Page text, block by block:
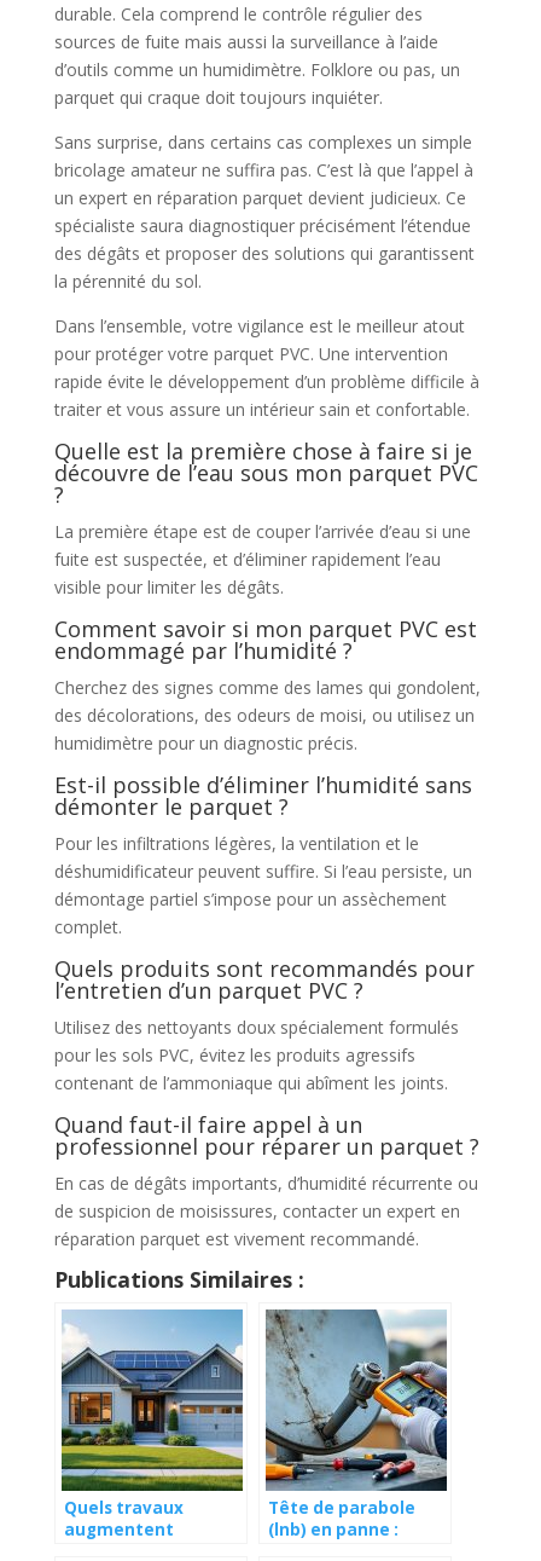
durable. Cela comprend le contrôle régulier des
sources de fuite mais aussi la surveillance à l’aide
d’outils comme un humidimètre. Folklore ou pas, un
parquet qui craque doit toujours inquiéter.
Sans surprise, dans certains cas complexes un simple
bricolage amateur ne suffira pas. C’est là que l’appel à
un expert en réparation parquet devient judicieux. Ce
spécialiste saura diagnostiquer précisément l’étendue
des dégâts et proposer des solutions qui garantissent
la pérennité du sol.
Dans l’ensemble, votre vigilance est le meilleur atout
pour protéger votre parquet PVC. Une intervention
rapide évite le développement d’un problème difficile à
traiter et vous assure un intérieur sain et confortable.
Quelle est la première chose à faire si je
découvre de l’eau sous mon parquet PVC
?
La première étape est de couper l’arrivée d’eau si une
fuite est suspectée, et d’éliminer rapidement l’eau
visible pour limiter les dégâts.
Comment savoir si mon parquet PVC est
endommagé par l’humidité ?
Cherchez des signes comme des lames qui gondolent,
des décolorations, des odeurs de moisi, ou utilisez un
humidimètre pour un diagnostic précis.
Est-il possible d’éliminer l’humidité sans
démonter le parquet ?
Pour les infiltrations légères, la ventilation et le
déshumidificateur peuvent suffire. Si l’eau persiste, un
démontage partiel s’impose pour un assèchement
complet.
Quels produits sont recommandés pour
l’entretien d’un parquet PVC ?
Utilisez des nettoyants doux spécialement formulés
pour les sols PVC, évitez les produits agressifs
contenant de l’ammoniaque qui abîment les joints.
Quand faut-il faire appel à un
professionnel pour réparer un parquet ?
En cas de dégâts importants, d’humidité récurrente ou
de suspicion de moisissures, contacter un expert en
réparation parquet est vivement recommandé.
Publications Similaires :
Quels travaux
augmentent
Tête de parabole
(lnb) en panne :